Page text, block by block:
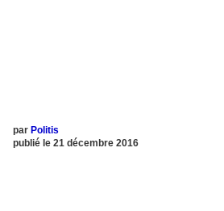
par Politis
publié le 21 décembre 2016